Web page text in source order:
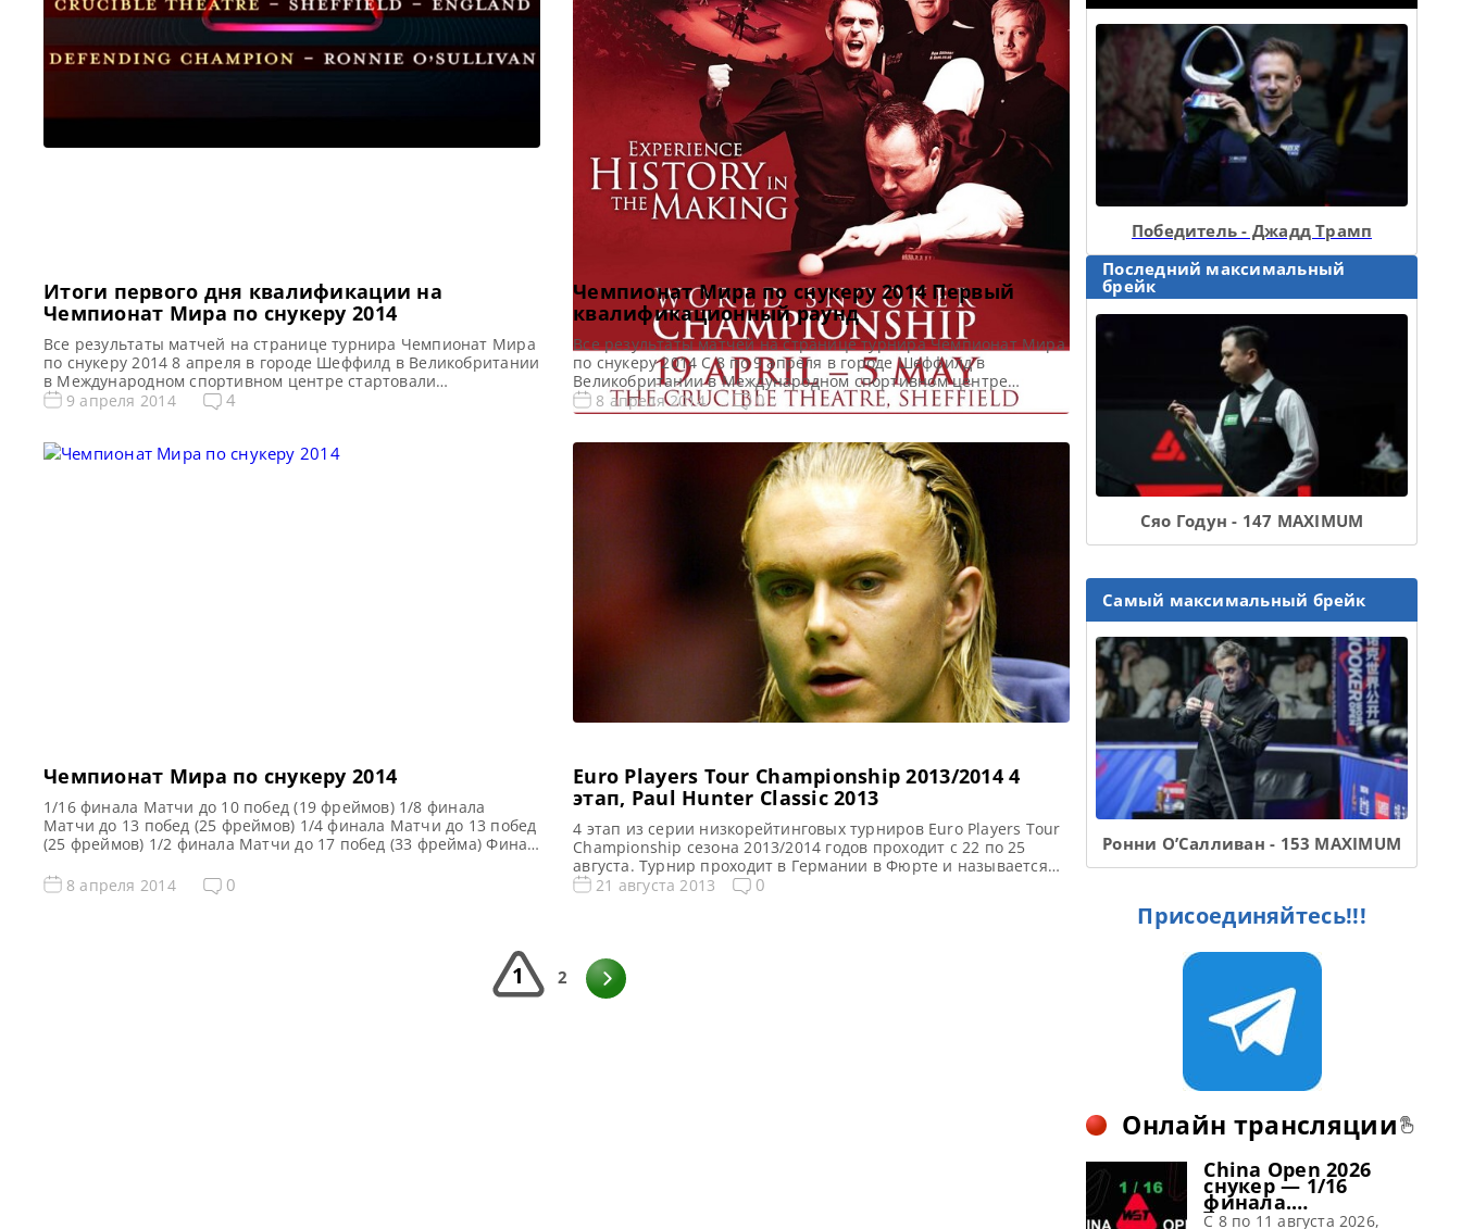
Итоги первого дня квалификации на
Чемпионат Мира по снукеру 2014
Все результаты матчей на странице турнира Чемпионат Мира
по снукеру 2014 8 апреля в городе Шеффилд в Великобритании
в Международном спортивном центре стартовали
квалификационные матчи на 12 рейтинговый турнир по
Чемпионата Мира по снукеру 2014. В рамках […]
9 апреля 2014 4
Чемпионат Мира по снукеру 2014 Первый
квалификационный раунд
Все результаты матчей на странице турнира Чемпионат Мира
по снукеру 2014 С 8 по 9 апреля в городе Шеффилд в
Великобритании в Международном спортивном центре
пройдёт первый квалификационный раунд 12 рейтингового
турнира по снукеру сезона 2013/2014 — Чемпионат Мира по
раунда пройдут 32 матча с участием 64 игроков. […]
8 апреля 2014 0
Чемпионат Мира по снукеру 2014
1/16 финала Матчи до 10 побед (19 фреймов) 1/8 финала
Матчи до 13 побед (25 фреймов) 1/4 финала Матчи до 13 побед
(25 фреймов) 1/2 финала Матчи до 17 побед (33 фрейма) Финал
О’Салливан 13 Ронни О’Салливан 13 Ронни О’Салливан 17
Ронни О’Салливан 14 Робин […]
8 апреля 2014 0
Euro Players Tour Championship 2013/2014 4
этап, Paul Hunter Classic 2013
4 этап из серии низкорейтинговых турниров Euro Players Tour
Championship сезона 2013/2014 годов проходит с 22 по 25
августа. Турнир проходит в Германии в Фюрте и называется
Paul Hunter Classic 2013. На турнире предусмотрено 6
21 августа 2013 0
1 2
Победитель - Джадд Трамп
Последний максимальный
брейк
Сяо Годун - 147 MAXIMUM
Самый максимальный брейк
Ронни О’Салливан - 153 MAXIMUM
Присоединяйтесь!!!
Онлайн трансляции
China Open 2026
снукер — 1/16
финала.
Трансляции
C 8 по 11 августа 2026,